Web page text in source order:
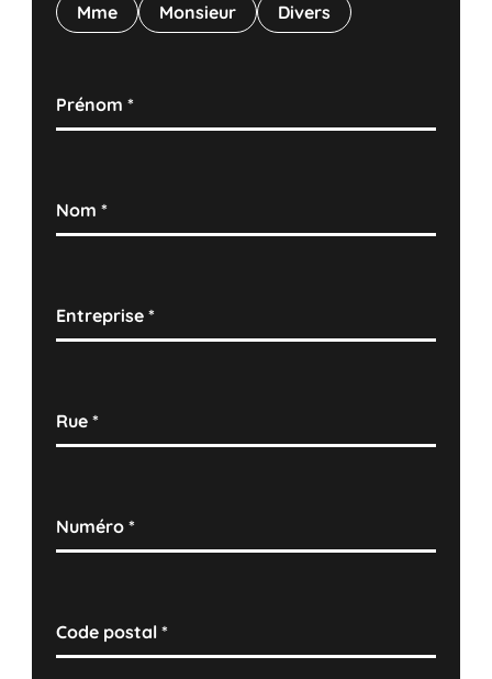
Mme
Monsieur Divers
Prénom*
Nom*
Entreprise*
Rue*
Numéro*
Code postal*